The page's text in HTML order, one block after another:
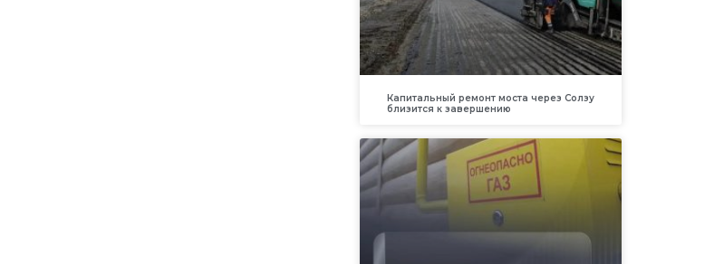
Капитальный ремонт моста через Солзу
близится к завершению